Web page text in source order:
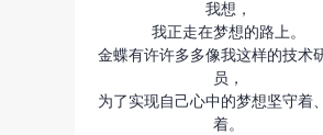
我想，
我正走在梦想的路上。
金蝶有许许多多像我这样的技术
员，
为了实现自己心中的梦想坚守着
着。